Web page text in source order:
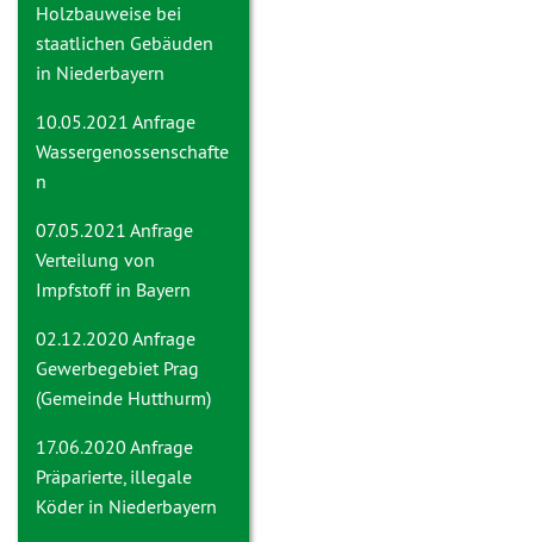
Holzbauweise bei
staatlichen Gebäuden
in Niederbayern
10.05.2021 Anfrage
Wassergenossenschafte
n
07.05.2021 Anfrage
Verteilung von
Impfstoff in Bayern
02.12.2020 Anfrage
Gewerbegebiet Prag
(Gemeinde Hutthurm)
17.06.2020 Anfrage
Präparierte, illegale
Köder in Niederbayern